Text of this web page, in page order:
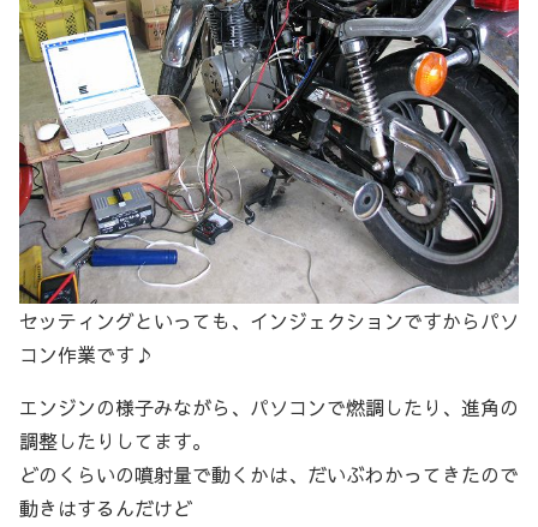
セッティングといっても、インジェクションですからパソ
コン作業です♪
エンジンの様子みながら、パソコンで燃調したり、進角の
調整したりしてます。
どのくらいの噴射量で動くかは、だいぶわかってきたので
動きはするんだけど